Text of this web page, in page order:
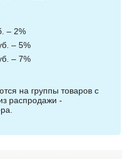
– 2%
– 5%
– 7%
на группы товаров с
распродажи -